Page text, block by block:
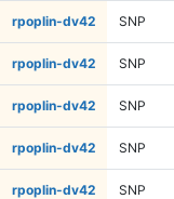
rpoplin-dv42 SNP
rpoplin-dv42 SNP
rpoplin-dv42 SNP
rpoplin-dv42 SNP
rpoplin-dv42 SNP